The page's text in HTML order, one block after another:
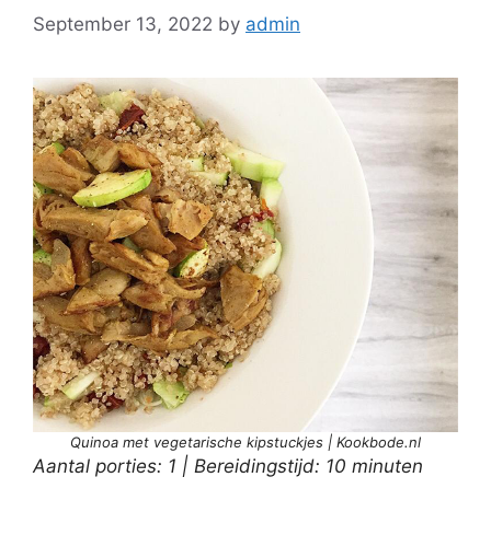
September 13, 2022 by admin
Quinoa met vegetarische kipstuckjes | Kookbode.nl
Aantal porties: 1 | Bereidingstijd: 10 minuten